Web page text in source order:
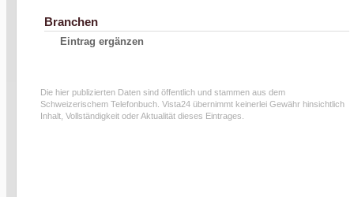
Branchen
Eintrag ergänzen
Die hier publizierten Daten sind öffentlich und stammen aus dem
Schweizerischem Telefonbuch. Vista24 übernimmt keinerlei Gewähr hinsichtlich
Inhalt, Vollständigkeit oder Aktualität dieses Eintrages.